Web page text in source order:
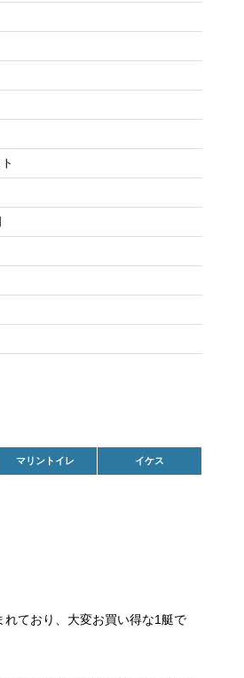
マリントイレ イケス
ており、大変お買い得な1艇で